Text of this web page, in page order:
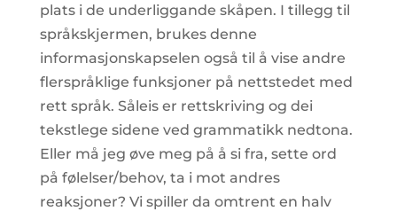
plats i de underliggande skåpen. I tillegg til
språkskjermen, brukes denne
informasjonskapselen også til å vise andre
flerspråklige funksjoner på nettstedet med
rett språk. Såleis er rettskriving og dei
tekstlege sidene ved grammatikk nedtona.
Eller må jeg øve meg på å si fra, sette ord
på følelser/behov, ta i mot andres
reaksjoner? Vi spiller da omtrent en halv